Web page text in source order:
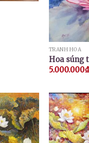
TRANH HOA
Hoa súng
5.000.000₫